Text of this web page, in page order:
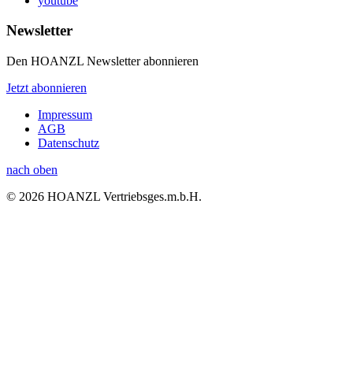
Newsletter
Den HOANZL Newsletter abonnieren
Jetzt abonnieren
Impressum
AGB
Datenschutz
nach oben
© 2026 HOANZL Vertriebsges.m.b.H.